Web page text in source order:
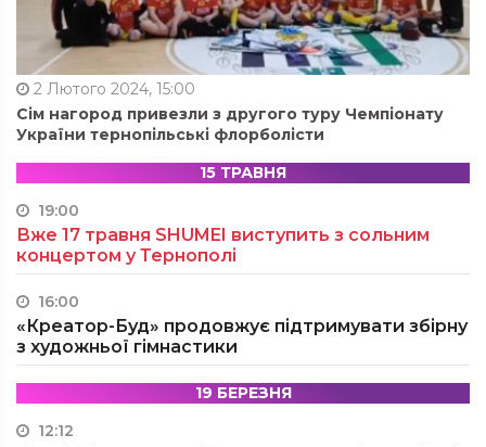
2 Лютого 2024, 15:00
Сім нагород привезли з другого туру Чемпіонату
України тернопільські флорболісти
15 ТРАВНЯ
19:00
Вже 17 травня SHUMEI виступить з сольним
концертом у Тернополі
16:00
«Креатор-Буд» продовжує підтримувати збірну
з художньої гімнастики
19 БЕРЕЗНЯ
12:12